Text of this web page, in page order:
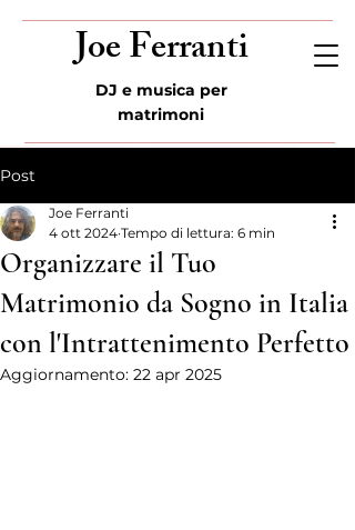
Joe Ferranti
DJ e musica per
matrimoni
Post
Organizzare il Tuo
Matrimonio da Sogno in Italia
con l'Intrattenimento Perfetto
Joe Ferranti
4 ott 2024 Tempo di lettura: 6 min
Aggiornamento: 22 apr 2025